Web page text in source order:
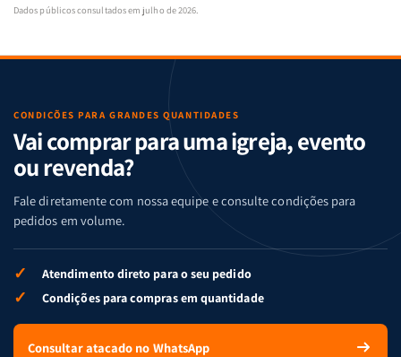
Dados públicos consultados em julho de 2026.
CONDIÇÕES PARA GRANDES QUANTIDADES
Vai comprar para uma igreja, evento
ou revenda?
Fale diretamente com nossa equipe e consulte condições para
pedidos em volume.
✓ Atendimento direto para o seu pedido
✓ Condições para compras em quantidade
Consultar atacado no WhatsApp